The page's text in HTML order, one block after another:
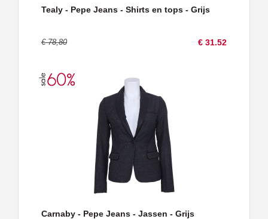
Tealy - Pepe Jeans - Shirts en tops - Grijs
€ 78,80 € 31.52
Carnaby - Pepe Jeans - Jassen - Grijs